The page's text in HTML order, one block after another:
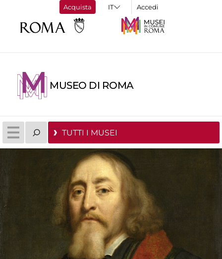
Acquista Accedi
MUSEO DI ROMA
TUTTI I MUSEI